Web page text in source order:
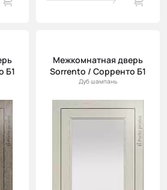
Б1
Межкомнатная дверь
Sorrento / Сорренто Б1
Дуб шампань